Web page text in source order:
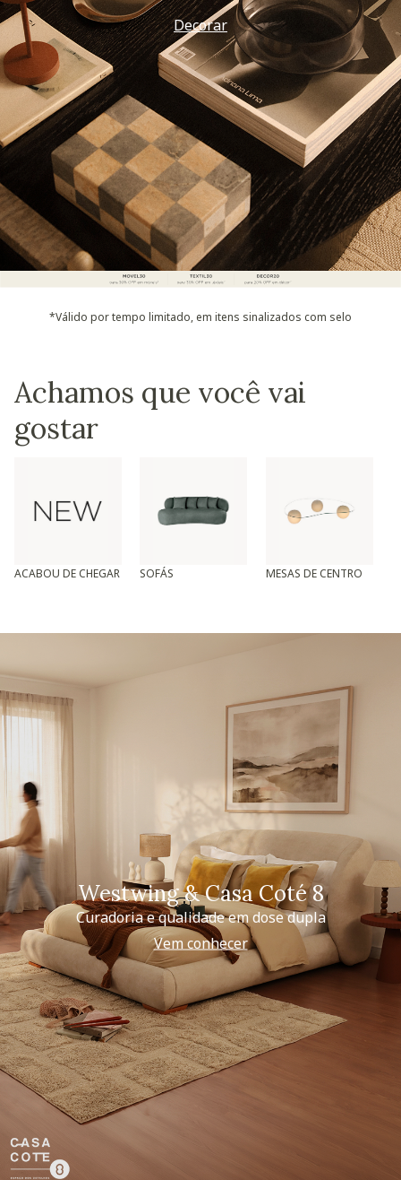
Decorar
*Válido por tempo limitado, em itens sinalizados com selo
Achamos que você vai
gostar
ACABOU DE CHEGAR SOFÁS MESAS DE CENTRO
Westwing & Casa Coté 8
Curadoria e qualidade em dose dupla
Vem conhecer